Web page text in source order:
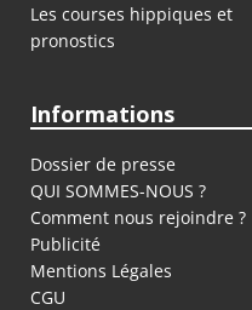
Les courses hippiques et
pronostics
Informations
Dossier de presse
QUI SOMMES-NOUS ?
Comment nous rejoindre ?
Publicité
Mentions Légales
CGU